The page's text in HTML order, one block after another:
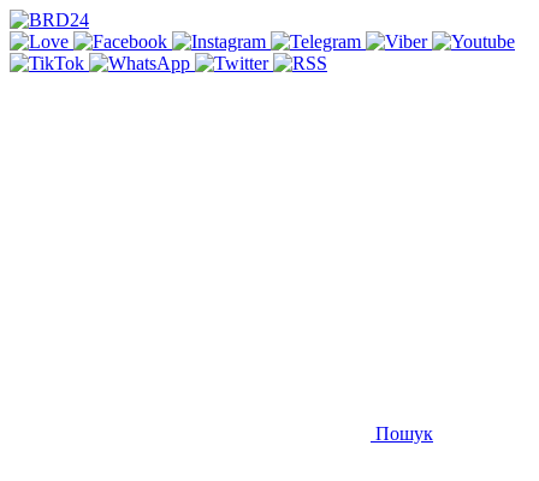
Пошук